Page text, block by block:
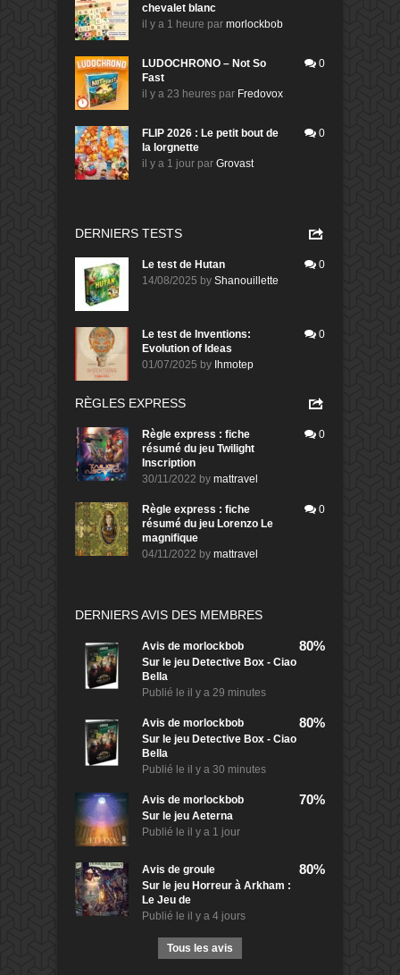
chevalet blanc
il y a 1 heure par morlockbob
LUDOCHRONO – Not So
Fast
il y a 23 heures par Fredovox
0
FLIP 2026 : Le petit bout de
la lorgnette
il y a 1 jour par Grovast
0
DERNIERS TESTS
Le test de Hutan
14/08/2025 by Shanouillette
0
Le test de Inventions:
Evolution of Ideas
01/07/2025 by Ihmotep
0
RÈGLES EXPRESS
Règle express : fiche
résumé du jeu Twilight
Inscription
30/11/2022 by mattravel
0
Règle express : fiche
résumé du jeu Lorenzo Le
magnifique
04/11/2022 by mattravel
0
DERNIERS AVIS DES MEMBRES
Avis de morlockbob
Sur le jeu Detective Box - Ciao
Bella
Publié le il y a 29 minutes
80%
Avis de morlockbob
Sur le jeu Detective Box - Ciao
Bella
Publié le il y a 30 minutes
80%
Avis de morlockbob
Sur le jeu Aeterna
Publié le il y a 1 jour
70%
Avis de groule
Sur le jeu Horreur à Arkham :
Le Jeu de
Publié le il y a 4 jours
80%
Tous les avis